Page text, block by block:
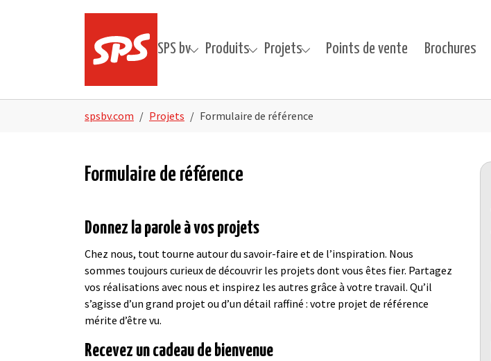
SPS bv Produits
Submenu for "Produits"
Projets
Submenu for "Projets"
Points de vente Brochures
spsbv.com Projets Formulaire de référence
Formulaire de référence
Donnez la parole à vos projets
Chez nous, tout tourne autour du savoir-faire et de l’inspiration. Nous
sommes toujours curieux de découvrir les projets dont vous êtes fier. Partagez
vos réalisations avec nous et inspirez les autres grâce à votre travail. Qu’il
s’agisse d’un grand projet ou d’un détail raffiné : votre projet de référence
mérite d’être vu.
Recevez un cadeau de bienvenue